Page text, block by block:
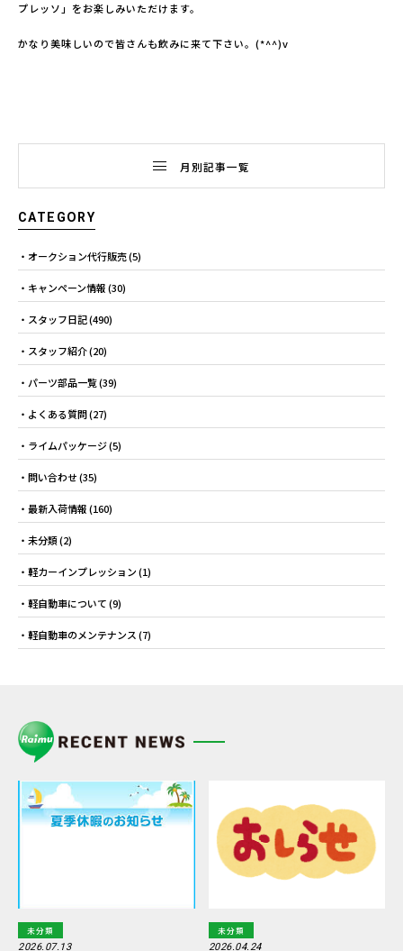
プレッソ」をお楽しみいただけます。
かなり美味しいので皆さんも飲みに来て下さい。(*^^)v
月別記事一覧
CATEGORY
オークション代行販売(5)
キャンペーン情報(30)
スタッフ日記(490)
スタッフ紹介(20)
パーツ部品一覧(39)
よくある質問(27)
ライムパッケージ(5)
問い合わせ(35)
最新入荷情報(160)
未分類(2)
軽カーインプレッション(1)
軽自動車について(9)
軽自動車のメンテナンス(7)
未分類
2026.07.13
未分類
2026.04.24